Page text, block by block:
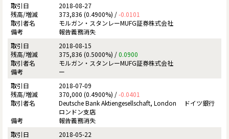
2018-08-27
373,836 (0.4900%) /-0.0101
モルガン・スタンレーMUFG証券株式会社
報告義務消失
2018-08-15
375,836 (0.5000%) /0.0900
モルガン・スタンレーMUFG証券株式会社
ー
2018-07-09
370,000 (0.4900%) /-0.0401
Deutsche Bank Aktiengesellschaft, London ドイツ銀行
ロンドン支店
報告義務消失
2018-05-22